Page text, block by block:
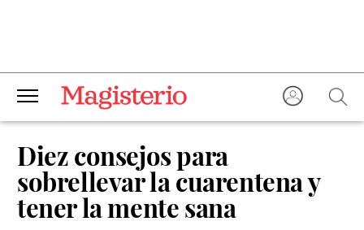
Diez consejos para
sobrellevar la cuarentena y
tener la mente sana